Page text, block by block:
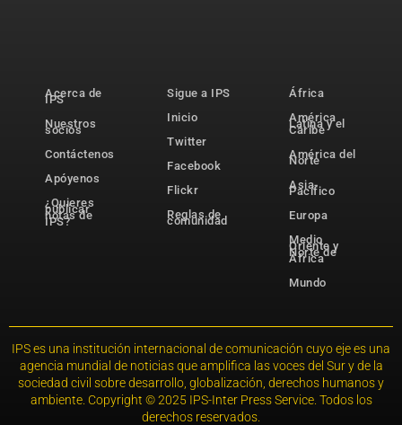
Acerca de
IPS
Nuestros
socios
Contáctenos
Apóyenos
¿Quieres
publicar
notas de
IPS?
Sigue a IPS
Inicio
Twitter
Facebook
Flickr
Reglas de
comunidad
África
América
Latina y el
Caribe
América del
Norte
Asia-
Pacífico
Europa
Medio
Oriente y
Norte de
África
Mundo
IPS es una institución internacional de comunicación cuyo eje es una
agencia mundial de noticias que amplifica las voces del Sur y de la
sociedad civil sobre desarrollo, globalización, derechos humanos y
ambiente. Copyright © 2025 IPS-Inter Press Service. Todos los
derechos reservados.